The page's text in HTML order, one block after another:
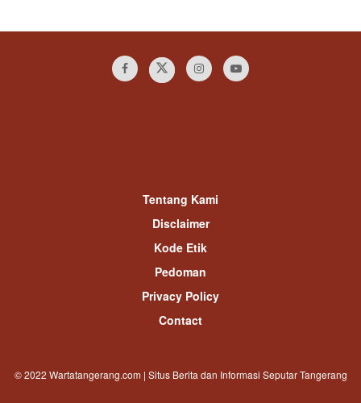
Tentang Kami
Disclaimer
Kode Etik
Pedoman
Privacy Policy
Contact
© 2022 Wartatangerang.com | Situs Berita dan Informasi Seputar Tangerang